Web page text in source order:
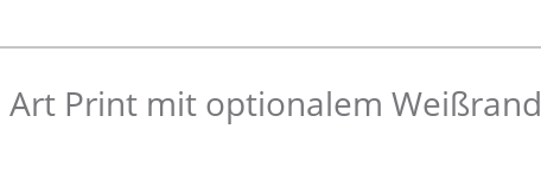
Art Print mit optionalem Weißrand